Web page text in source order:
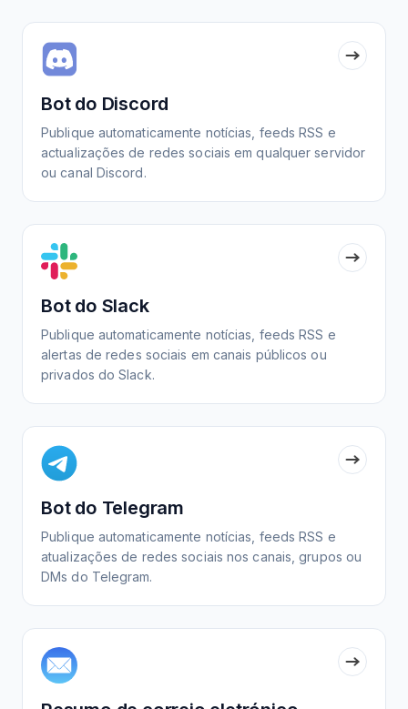
Bot do Discord
Publique automaticamente notícias, feeds RSS e
actualizações de redes sociais em qualquer servidor
ou canal Discord.
Bot do Slack
Publique automaticamente notícias, feeds RSS e
alertas de redes sociais em canais públicos ou
privados do Slack.
Bot do Telegram
Publique automaticamente notícias, feeds RSS e
atualizações de redes sociais nos canais, grupos ou
DMs do Telegram.